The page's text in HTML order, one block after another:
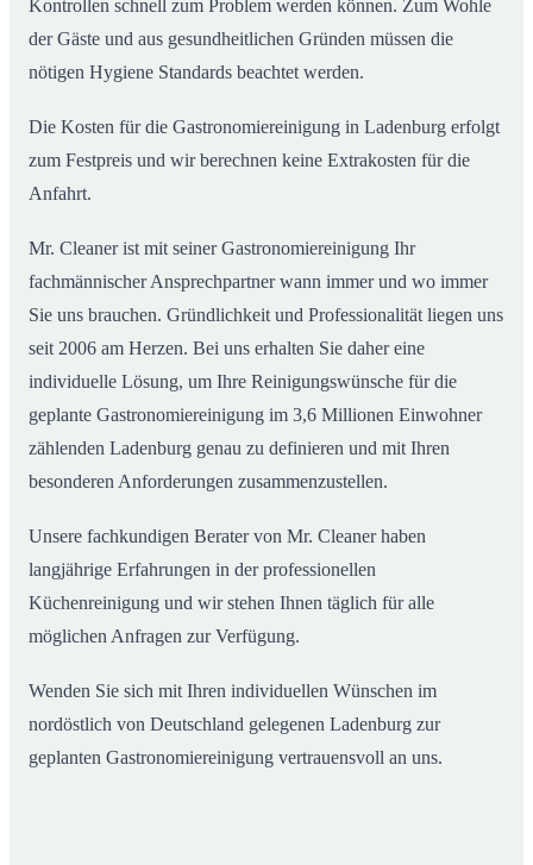
Kontrollen schnell zum Problem werden können. Zum Wohle
der Gäste und aus gesundheitlichen Gründen müssen die
nötigen Hygiene Standards beachtet werden.
Die Kosten für die Gastronomiereinigung in Ladenburg erfolgt
zum Festpreis und wir berechnen keine Extrakosten für die
Anfahrt.
Mr. Cleaner ist mit seiner Gastronomiereinigung Ihr
fachmännischer Ansprechpartner wann immer und wo immer
Sie uns brauchen. Gründlichkeit und Professionalität liegen uns
seit 2006 am Herzen. Bei uns erhalten Sie daher eine
individuelle Lösung, um Ihre Reinigungswünsche für die
geplante Gastronomiereinigung im 3,6 Millionen Einwohner
zählenden Ladenburg genau zu definieren und mit Ihren
besonderen Anforderungen zusammenzustellen.
Unsere fachkundigen Berater von Mr. Cleaner haben
langjährige Erfahrungen in der professionellen
Küchenreinigung und wir stehen Ihnen täglich für alle
möglichen Anfragen zur Verfügung.
Wenden Sie sich mit Ihren individuellen Wünschen im
nordöstlich von Deutschland gelegenen Ladenburg zur
geplanten Gastronomiereinigung vertrauensvoll an uns.